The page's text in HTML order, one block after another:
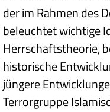
der im Rahmen des
beleuchtet wichtige
Herrschaftstheorie,
historische
jüngere
Terrorgruppe